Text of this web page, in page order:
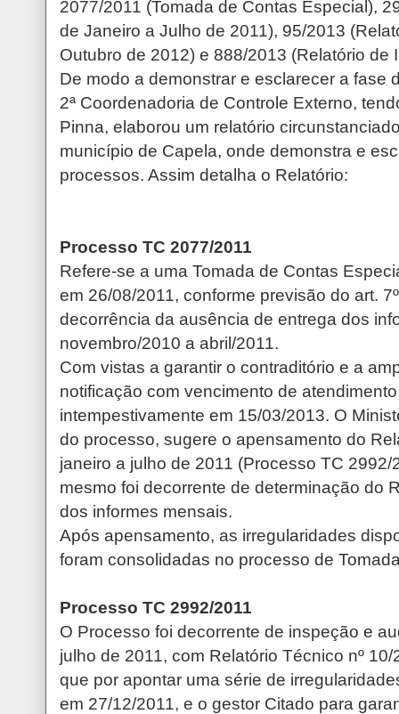
2077/2011 (Tomada de Contas Especial),
de Janeiro a Julho de 2011), 95/2013
Outubro de 2012) e 888/2013 (Relatório de
De modo a demonstrar e esclarecer a fase
2ª Coordenadoria de Controle Externo,
Pinna, elaborou um relatório
município de Capela, onde demonstra e
processos. Assim detalha o Relatório:
Processo TC 2077/2011
Refere-se a uma Tomada de Contas
em 26/08/2011, conforme previsão do art.
decorrência da ausência de entrega dos
novembro/2010 a abril/2011.
Com vistas a garantir o contraditório e a
notificação com vencimento de
intempestivamente em 15/03/2013. O
do processo, sugere o apensamento do
janeiro a julho de 2011 (Processo TC
mesmo foi decorrente de determinação do
dos informes mensais.
Após apensamento, as irregularidades
foram consolidadas no processo de
Processo TC 2992/2011
O Processo foi decorrente de inspeção e
julho de 2011, com Relatório Técnico nº
que por apontar uma série de
em 27/12/2011, e o gestor Citado para